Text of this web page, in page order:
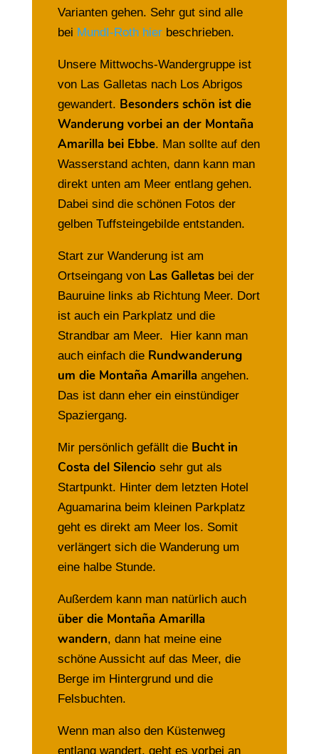
Varianten gehen. Sehr gut sind alle
bei MundI-Roth hierbeschrieben.
Unsere Mittwochs-Wandergruppe ist
von Las Galletas nach Los Abrigos
gewandert. Besonders schön ist die
Wanderung vorbei an der Montaña
Amarilla bei Ebbe. Man sollte auf den
Wasserstand achten, dann kann man
direkt unten am Meer entlang gehen.
Dabei sind die schönen Fotos der
gelben Tuffsteingebilde entstanden.
Start zur Wanderung ist am
Ortseingang von Las Galletasbei der
Bauruine links ab Richtung Meer. Dort
ist auch ein Parkplatz und die
Strandbar am Meer. Hier kann man
auch einfach die Rundwanderung
um die Montaña Amarillaangehen.
Das ist dann eher ein einstündiger
Spaziergang.
Mir persönlich gefällt die Bucht in
Costa del Silencio sehr gut als
Startpunkt. Hinter dem letzten Hotel
Aguamarina beim kleinen Parkplatz
geht es direkt am Meer los. Somit
verlängert sich die Wanderung um
eine halbe Stunde.
Außerdem kann man natürlich auch
über die Montaña Amarilla
wandern, dann hat meine eine
schöne Aussicht auf das Meer, die
Berge im Hintergrund und die
Felsbuchten.
Wenn man also den Küstenweg
entlang wandert, geht es vorbei an